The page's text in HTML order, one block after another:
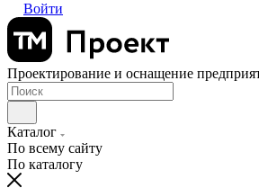
Войти
Проектирование и оснащение
Каталог
По всему сайту
По каталогу